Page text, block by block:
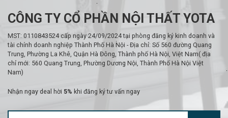
CÔNG TY CỔ PHẦN NỘI THẤT YOTA
MST: 0110843524 cấp ngày 24/09/2024 tại phòng đăng ký kinh doanh và
tài chính doanh nghiệp Thành Phố Hà Nội - Địa chỉ: Số 560 đường Quang
Trung, Phường La Khê, Quận Hà Đông, Thành phố Hà Nội, Việt Nam( địa
chỉ mới: 560 Quang Trung, Phường Dương Nội, Thành Phố Hà Nội Việt
Nam)
Nhận ngay deal hời 5% khi đăng ký tư vấn ngay